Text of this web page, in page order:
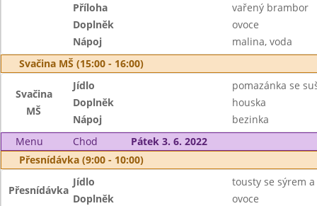
Příloha
vařený brambor
Doplněk
ovoce
Nápoj
malina, voda
Svačina MŠ (15:00 - 16:00)
Svačina
MŠ
Jídlo
pomazánka se
Doplněk
houska
Nápoj
bezinka
Menu
Chod
Pátek 3. 6. 2022
Přesnídávka (9:00 - 10:00)
Přesnídávka
Jídlo
tousty se sýrem
Doplněk
ovoce